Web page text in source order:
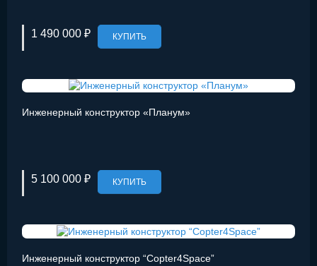
1 490 000 ₽ КУПИТЬ
Инженерный конструктор «Планум»
5 100 000 ₽ КУПИТЬ
Инженерный конструктор “Copter4Space”